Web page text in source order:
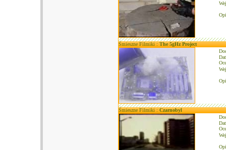
Śmieszne Filmiki :The 5gHz Project
Śmieszne Filmiki :Czarnobyl